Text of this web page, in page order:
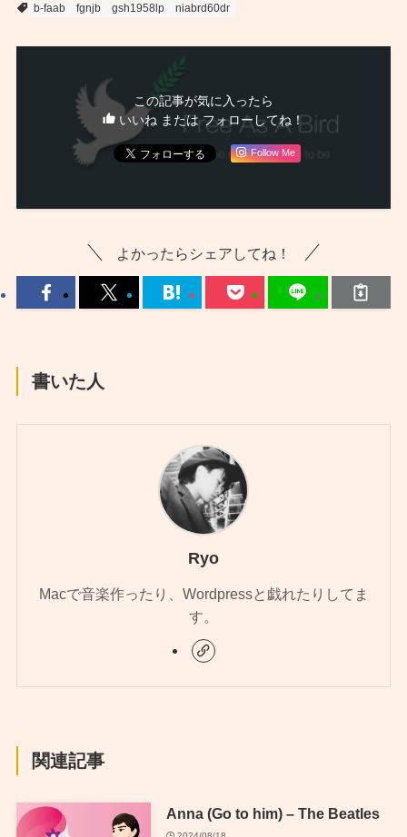
b-faab
fgnjb gsh1958lp niabrd60dr
この記事が気に入ったら
いいね または フォローしてね！
Follow Me
よかったらシェアしてね！
書いた人
Ryo
Macで音楽作ったり、Wordpressと戯れたりしてま
す。
関連記事
Anna (Go to him) – The Beatles